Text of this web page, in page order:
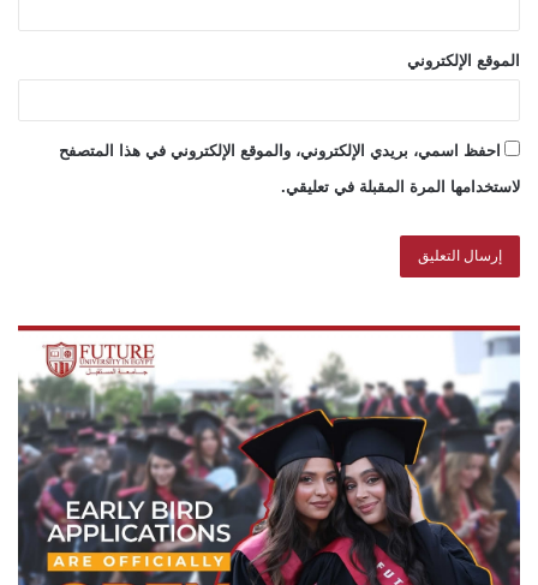
الموقع الإلكتروني
احفظ اسمي، بريدي الإلكتروني، والموقع الإلكتروني في هذا المتصفح
لاستخدامها المرة المقبلة في تعليقي.